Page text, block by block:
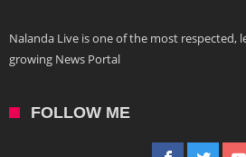
Nalanda Live is one of the most respected,
growing News Portal
FOLLOW ME